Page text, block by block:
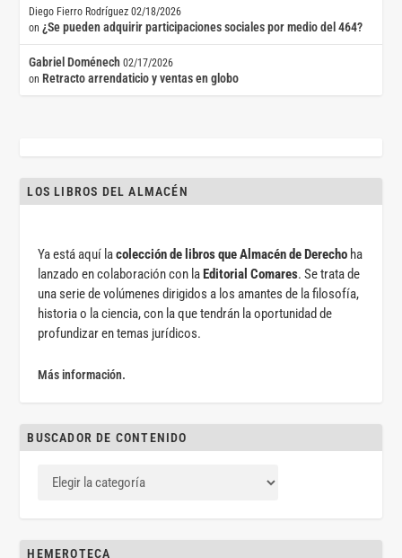
Diego Fierro Rodríguez 02/18/2026
on¿Se pueden adquirir participaciones sociales por medio del 464?
Gabriel Doménech 02/17/2026
on Retracto arrendaticio y ventas en globo
LOS LIBROS DEL ALMACÉN
Ya está aquí lacolección de libros que Almacén de Derecho ha
lanzado en colaboración con laEditorial Comares. Se trata de
una serie de volúmenes dirigidos a los amantes de la filosofía,
historia o la ciencia, con la que tendrán la oportunidad de
profundizar en temas jurídicos.
Más información.
BUSCADOR DE CONTENIDO
HEMEROTECA